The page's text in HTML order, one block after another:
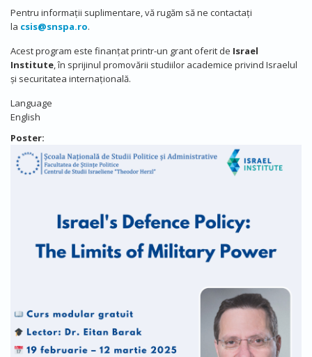
Pentru informații suplimentare, vă rugăm să ne contactați
la csis@snspa.ro.
Acest program este finanțat printr-un grant oferit de Israel
Institute, în sprijinul promovării studiilor academice privind Israelul
și securitatea internațională.
Language
English
Poster: